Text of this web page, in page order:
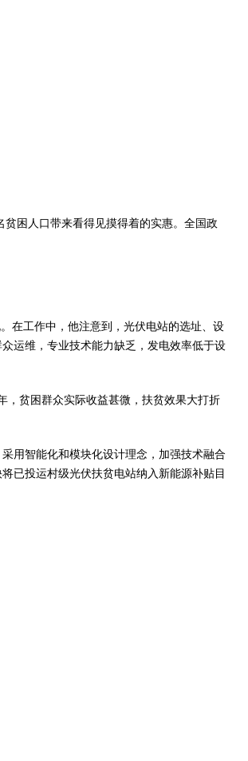
贫困人口带来看得见摸得着的实惠。全国政
在工作中，他注意到，光伏电站的选址、设
运维，专业技术能力缺乏，发电效率低于设
，贫困群众实际收益甚微，扶贫效果大打折
用智能化和模块化设计理念，加强技术融合
已投运村级光伏扶贫电站纳入新能源补贴目